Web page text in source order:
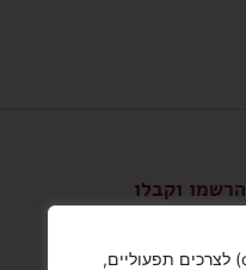
האתר עושה שימוש בקבצי עוגיות (cookies) לצרכים תפעוליים,
וקבלו